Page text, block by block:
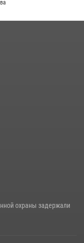
охраны задержали